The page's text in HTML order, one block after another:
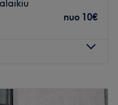
nuo 10€